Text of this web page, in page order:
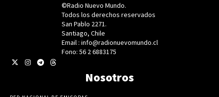
©Radio Nuevo Mundo.
Todos los derechos reservados
San Pablo 2271.
Santiago, Chile
Email : info@radionuevomundo.cl
Fono: 56 2 6883175
Nosotros